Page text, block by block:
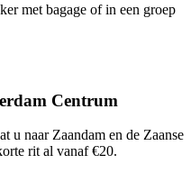
met bagage of in een groep
Centrum
u naar Zaandam en de Zaanse
rit al vanaf €20.